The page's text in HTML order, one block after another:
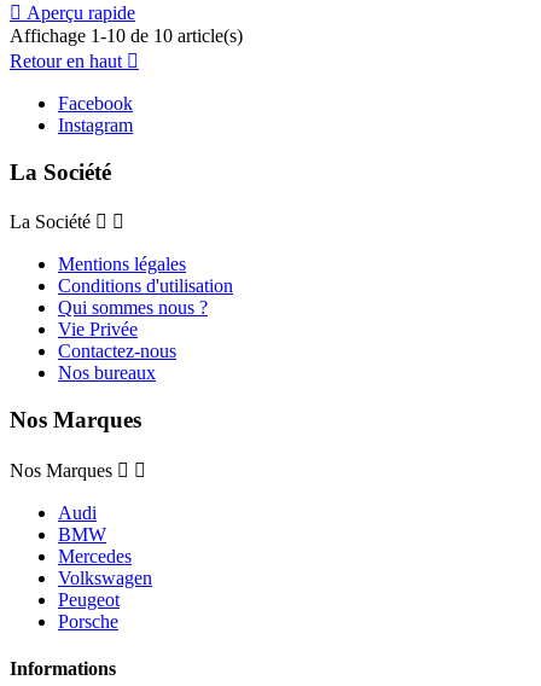
 Aperçu rapide
Affichage 1-10 de 10 article(s)
Retour en haut 
Facebook
Instagram
La Société
La Société  
Mentions légales
Conditions d'utilisation
Qui sommes nous ?
Vie Privée
Contactez-nous
Nos bureaux
Nos Marques
Nos Marques  
Audi
BMW
Mercedes
Volkswagen
Peugeot
Porsche
Informations